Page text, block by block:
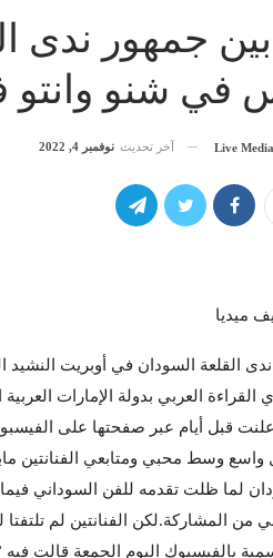
جمهور ندى
في شنو
Live Media آخر تحديث نوفمبر 4, 2022
ميديا
ندى القلعة السودان في أوبريت
العربي بدولة الإمارات
قبل أيام عبر صفحتها على
وسط محبي ومتابعي الفنانتين
لما ظلت تقدمه للفن السوداني
من المشاركة.لكن الفنانتين لم
بالفيسبوك اليوم الجمعة قالت